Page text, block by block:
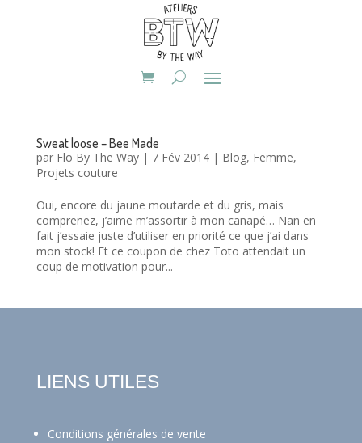
Sweat loose – Bee Made
par Flo By The Way| 7 Fév 2014| Blog, Femme,
Projets couture
Oui, encore du jaune moutarde et du gris, mais
comprenez, j’aime m’assortir à mon canapé… Nan en
fait j’essaie juste d’utiliser en priorité ce que j’ai dans
mon stock! Et ce coupon de chez Toto attendait un
coup de motivation pour...
LIENS UTILES
Conditions générales de vente